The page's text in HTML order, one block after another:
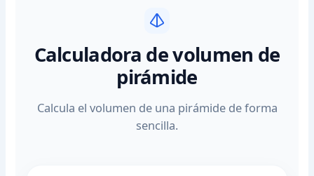
Calculadora de volumen de
pirámide
Calcula el volumen de una pirámide de forma
sencilla.